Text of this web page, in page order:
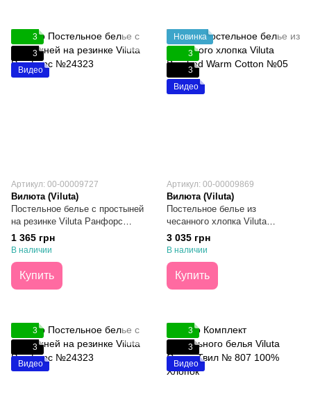
3
3
Видео
Артикул: 00-00009727
Вилюта (Viluta)
Постельное белье с простыней
на резинке Viluta Ранфорс
№24323 Евро
1 365 грн
В наличии
Купить
Новинка
3
3
Видео
Артикул: 00-00009869
Вилюта (Viluta)
Постельное белье из
чесанного хлопка Viluta
Brushed Warm Cotton №05
Евро
3 035 грн
В наличии
Купить
3
3
Видео
3
3
Видео